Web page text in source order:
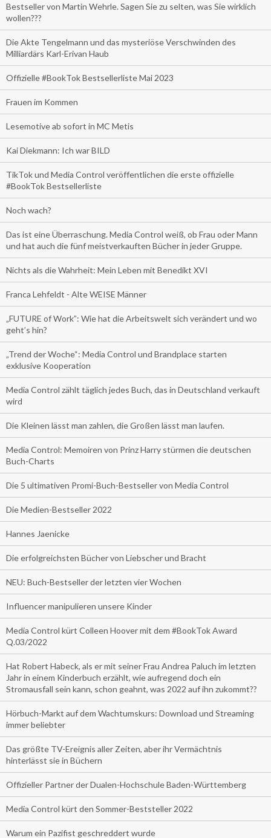
Bestseller von Martin Wehrle. Sagen Sie zu selten, was Sie wirklich
wollen???
Die Akte Tengelmann und das mysteriöse Verschwinden des
Milliardärs Karl-Erivan Haub
Offizielle #BookTok Bestsellerliste Mai 2023
Frauen im Kommen
Lesemotive ab sofort in MC Metis
Kai Diekmann: Ich war BILD
TikTok und Media Control veröffentlichen die erste offizielle
#BookTok Bestsellerliste
Noch wach?
Das ist eine Überraschung. Media Control weiß, ob Frau oder Mann
und hat auch die fünf meistverkauften Bücher in jeder Gruppe.
Nichts als die Wahrheit: Mein Leben mit Benedikt XVI
Franca Lehfeldt - Alte WEISE Männer
„FUTURE of Work”: Wie hat die Arbeitswelt sich verändert und wo
geht’s hin?
„Trend der Woche“: Media Control und Brandplace starten
exklusive Kooperation
Media Control zählt täglich jedes Buch, das in Deutschland verkauft
wird
Die Kleinen lässt man zahlen, die Großen lässt man laufen.
Media Control: Memoiren von Prinz Harry stürmen die deutschen
Buch-Charts
Die 5 ultimativen Promi-Buch-Bestseller von Media Control
Die Medien-Bestseller 2022
Hannes Jaenicke
Die erfolgreichsten Bücher von Liebscher und Bracht
NEU: Buch-Bestseller der letzten vier Wochen
Influencer manipulieren unsere Kinder
Media Control kürt Colleen Hoover mit dem #BookTok Award
Q.03/2022
Hat Robert Habeck, als er mit seiner Frau Andrea Paluch im letzten
Jahr in einem Kinderbuch erzählt, wie aufregend doch ein
Stromausfall sein kann, schon geahnt, was 2022 auf ihn zukommt??
Hörbuch-Markt auf dem Wachtumskurs: Download und Streaming
immer beliebter
Das größte TV-Ereignis aller Zeiten, aber ihr Vermächtnis
hinterlässt sie in Büchern
Offizieller Partner der Dualen-Hochschule Baden-Württemberg
Media Control kürt den Sommer-Beststeller 2022
Warum ein Pazifist geschreddert wurde